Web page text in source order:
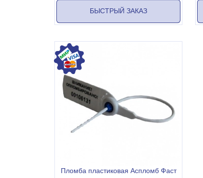
БЫСТРЫЙ ЗАКАЗ
Пломба пластиковая Аспломб Фаст